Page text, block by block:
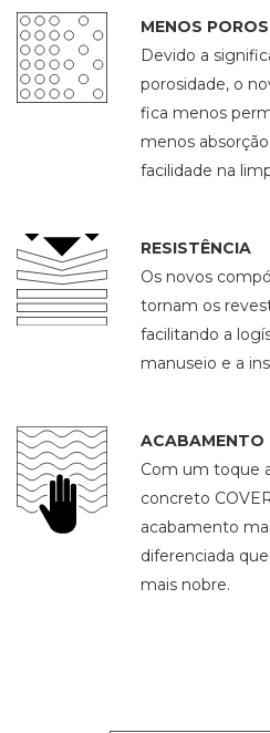
MENOS
Devido a
porosidade, o
fica menos
menos
facilidade na
RESISTÊNCIA
Os novos
tornam os
facilitando a
manuseio e a
ACABAMENTO
Com um toque
concreto
acabamento
diferenciada
mais nobre.